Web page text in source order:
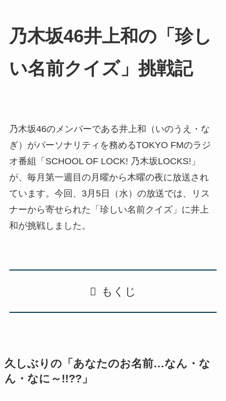
乃木坂46井上和の「珍し
い名前クイズ」挑戦記
乃木坂46のメンバーである井上和（いのうえ・な
ぎ）がパーソナリティを務めるTOKYO FMのラジ
オ番組「SCHOOL OF LOCK! 乃木坂LOCKS!」
が、毎月第一週目の月曜から木曜の夜に放送され
ています。今回、3月5日（水）の放送では、リス
ナーから寄せられた「珍しい名前クイズ」に井上
和が挑戦しました。
もくじ
久しぶりの「あなたのお名前…なん・な
ん・なに～!!??」